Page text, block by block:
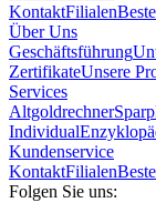
KontaktFilialen
Über Uns
Geschäftsführung
ZertifikateUnsere
Services
Altgoldrechner
Individual
Kundenservice
KontaktFilialen
Folgen Sie uns: